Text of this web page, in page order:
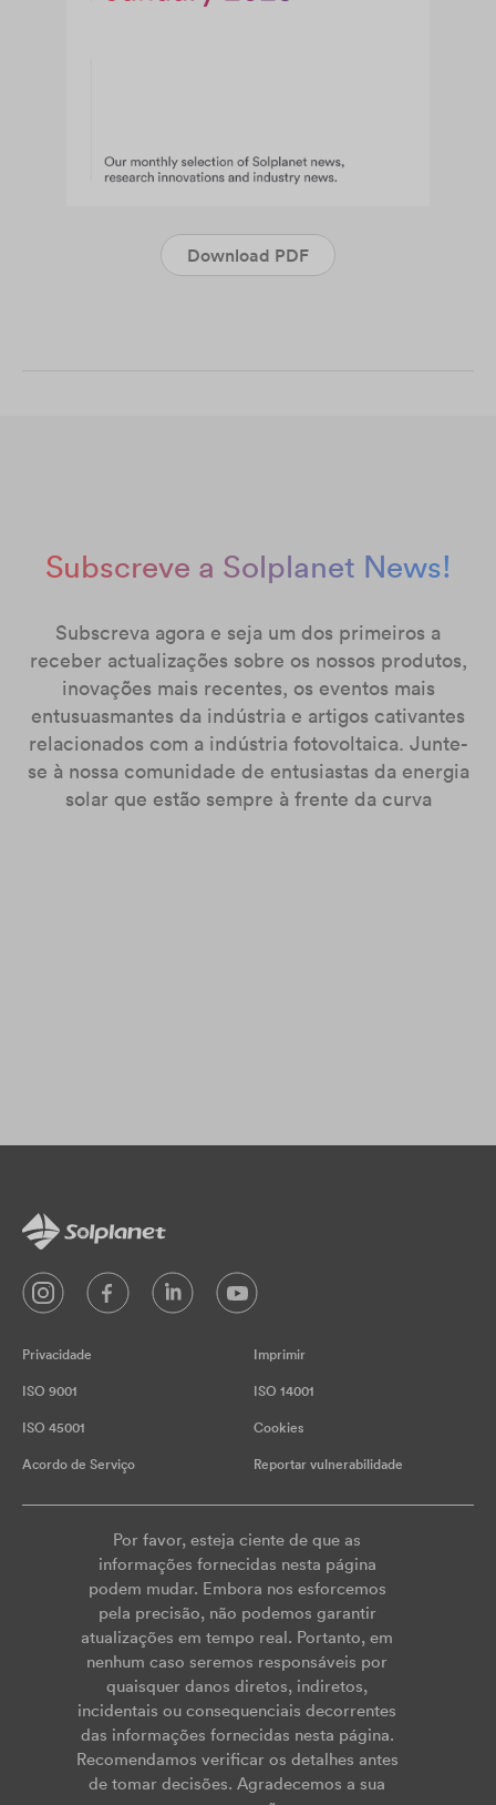
Download PDF
Subscreve a Solplanet News!
Subscreva agora e seja um dos primeiros a
receber actualizações sobre os nossos produtos,
inovações mais recentes, os eventos mais
entusuasmantes da indústria e artigos cativantes
relacionados com a indústria fotovoltaica. Junte-
se à nossa comunidade de entusiastas da energia
solar que estão sempre à frente da curva
Privacidade Imprimir
ISO 9001 ISO 14001
ISO 45001 Cookies
Acordo de Serviço Reportar vulnerabilidade
Por favor, esteja ciente de que as
informações fornecidas nesta página
podem mudar. Embora nos esforcemos
pela precisão, não podemos garantir
atualizações em tempo real. Portanto, em
nenhum caso seremos responsáveis por
quaisquer danos diretos, indiretos,
incidentais ou consequenciais decorrentes
das informações fornecidas nesta página.
Recomendamos verificar os detalhes antes
de tomar decisões. Agradecemos a sua